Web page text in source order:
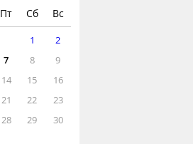
Пт Сб Вс
1
2
7 8
9
14 15
16
21 22
23
28 29
30